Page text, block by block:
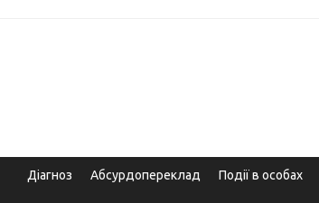
Діагноз Абсурдопереклад Події в особах